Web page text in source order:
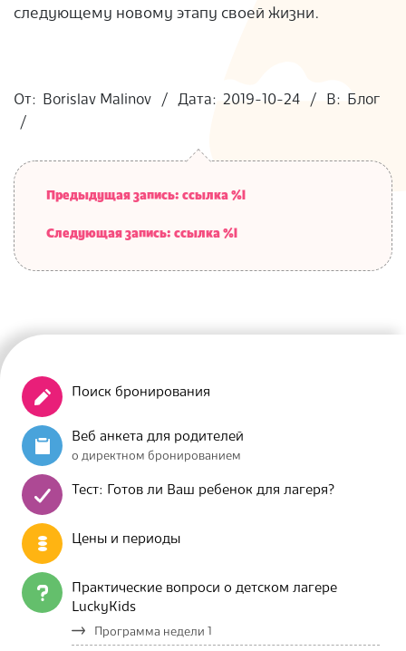
следующему новому этапу своей жизни.
10-
24
От: Borislav Malinov Дата: 2019-10-24 В: Блог
Предыдущая запись: ссылка %l
Следующая запись: ссылка %l
Поиск бронирования
Веб анкета для родителей
о директном бронированием
Тест: Готов ли Ваш ребенок для лагеря?
Цены и периоды
Практические вопроси о детском лагере
LuckyKids
Программа недели 1